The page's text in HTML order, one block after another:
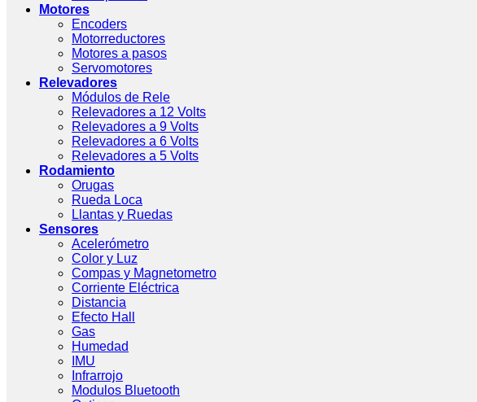
Motores
Encoders
Motorreductores
Motores a pasos
Servomotores
Relevadores
Módulos de Rele
Relevadores a 12 Volts
Relevadores a 9 Volts
Relevadores a 6 Volts
Relevadores a 5 Volts
Rodamiento
Orugas
Rueda Loca
Llantas y Ruedas
Sensores
Acelerómetro
Color y Luz
Compas y Magnetometro
Corriente Eléctrica
Distancia
Efecto Hall
Gas
Humedad
IMU
Infrarrojo
Modulos Bluetooth